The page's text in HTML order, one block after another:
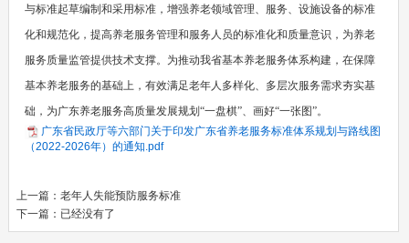
与标准起草编制和采用标准，增强养老领域管理、服务、设施设备的标准
化和规范化，提高养老服务管理和服务人员的标准化和质量意识，为养老
服务质量监管提供技术支撑。为推动我省基本养老服务体系构建，在保障
基本养老服务的基础上，有效满足老年人多样化、多层次服务需求夯实基
础，为广东养老服务高质量发展规划“一盘棋”、画好“一张图”。
广东省民政厅等六部门关于印发广东省养老服务标准体系规划与路线图
（2022-2026年）的通知.pdf
上一篇：老年人失能预防服务标准
下一篇：已经没有了